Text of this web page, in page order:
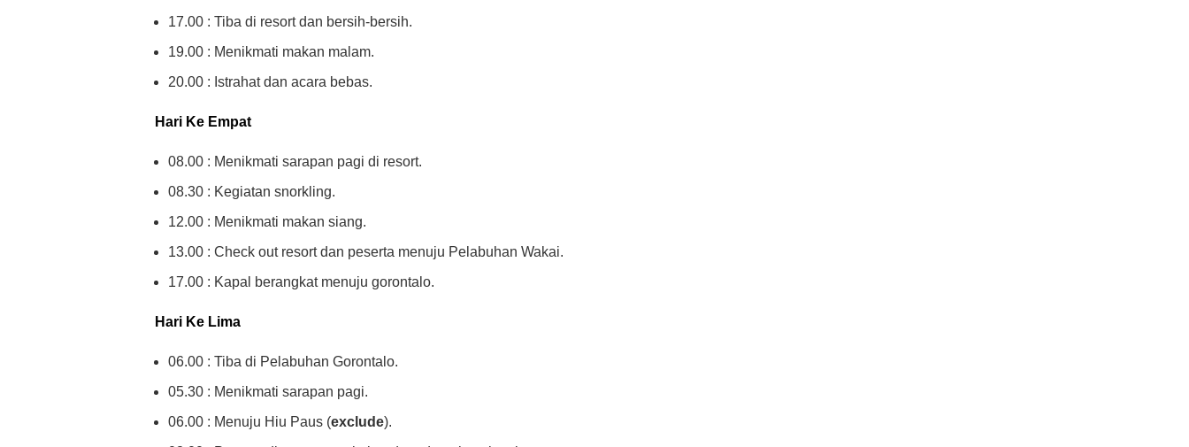
17.00 : Tiba di resort dan bersih-bersih.
19.00 : Menikmati makan malam.
20.00 : Istrahat dan acara bebas.
Hari Ke Empat
08.00 : Menikmati sarapan pagi di resort.
08.30 : Kegiatan snorkling.
12.00 : Menikmati makan siang.
13.00 : Check out resort dan peserta menuju Pelabuhan Wakai.
17.00 : Kapal berangkat menuju gorontalo.
Hari Ke Lima
06.00 : Tiba di Pelabuhan Gorontalo.
05.30 : Menikmati sarapan pagi.
06.00 : Menuju Hiu Paus (exclude).